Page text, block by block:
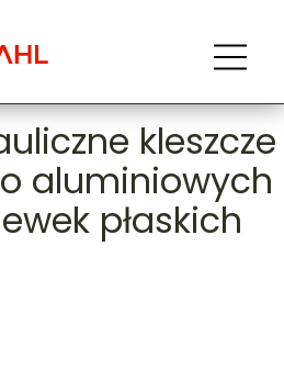
kleszcze
aluminiowych
płaskich